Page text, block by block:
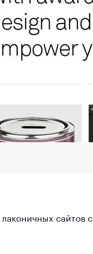
лаконичных сайтов с